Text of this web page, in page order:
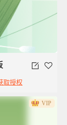
取授权
VIP